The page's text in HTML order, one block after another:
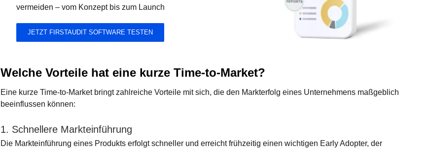
vermeiden – vom Konzept bis zum Launch
JETZT FIRSTAUDIT SOFTWARE TESTEN
Welche Vorteile hat eine kurze Time-to-Market?
Eine kurze Time-to-Market bringt zahlreiche Vorteile mit sich, die den Markterfolg eines Unternehmens maßgeblich
beeinflussen können:
1. Schnellere Markteinführung
Die Markteinführung eines Produkts erfolgt schneller und erreicht frühzeitig einen wichtigen Early Adopter, der